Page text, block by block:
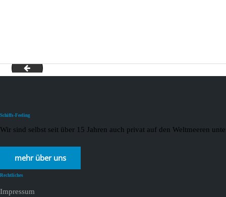
Fluss 23.01.2021
Schiffs-Feeling
Wir sind selbst seit über 15 Jahren auch privat auf den Weltmeeren
mehr über uns
Rechtliches
Impressum